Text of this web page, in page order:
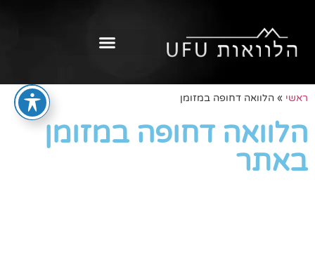
ראשי » הלוואה דחופה במזומן
הלוואה דחופה במזומן
באתר